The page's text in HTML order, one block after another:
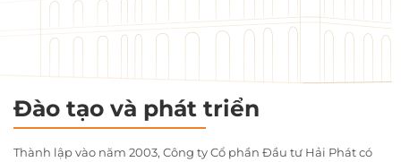
Đào tạo và phát triển
Thành lập vào năm 2003, Công ty Cổ phần Đầu tư Hải Phát có